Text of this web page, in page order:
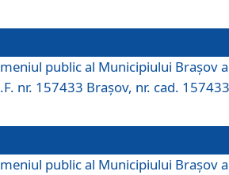
public al Municipiului Braşov a
nr. 157433 Brașov, nr. cad.
public al Municipiului Braşov a